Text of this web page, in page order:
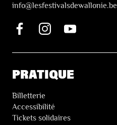
info@lesfestivalsdewallonie.be
PRATIQUE
Billetterie
Accessibilité
Tickets solidaires